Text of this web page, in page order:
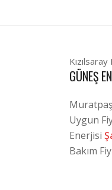
GÜNEŞ
Uygun
Enerjisi
Bakım